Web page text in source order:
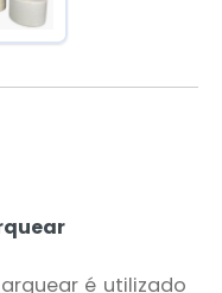
é utilizado